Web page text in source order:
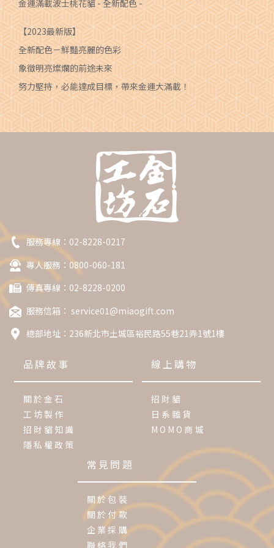
金運滿載波士桃花貓 - 全新配色 -
【2023最新版】
全新配色－鮮豔亮麗的色彩
象徵明亮燦爛的前途未來
努力堅持，必能達成目標，帶來金運大滿載！
服務專線： 02-8228-0217
專人服務：0800-060-181
傳真專線：02-8228-0200
服務信箱： service01@miaogift.com
總部地址： 236新北市土城區裕民路55巷21弄1號1樓
品牌故事
關於金石
工坊製作
招財貓知識
隱私權政策
線上購物
招財貓
日系雜貨
MOMO商城
常見問題
關於包裝
關於付款
企業採購
聯絡我們